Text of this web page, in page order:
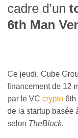
cadre d’un
6th Man
Ce jeudi, Cube
financement de 12
par le VC crypto 6th
de la startup basée
selon TheBlock.